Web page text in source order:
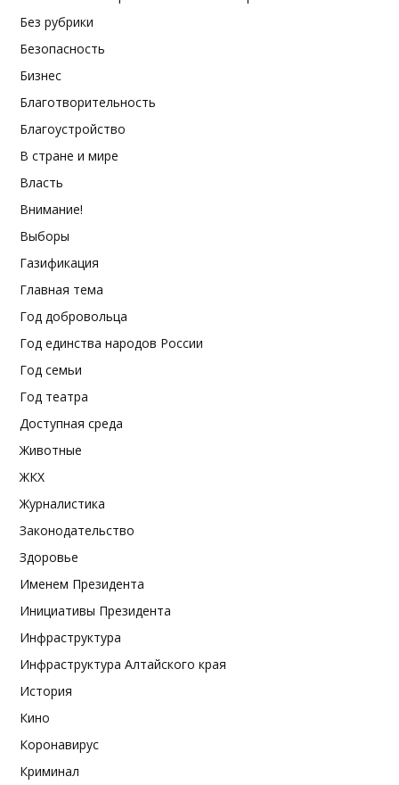
Без рубрики
Безопасность
Бизнес
Благотворительность
Благоустройство
В стране и мире
Власть
Внимание!
Выборы
Газификация
Главная тема
Год добровольца
Год единства народов России
Год семьи
Год театра
Доступная среда
Животные
ЖКХ
Журналистика
Законодательство
Здоровье
Именем Президента
Инициативы Президента
Инфраструктура
Инфраструктура Алтайского края
История
Кино
Коронавирус
Криминал